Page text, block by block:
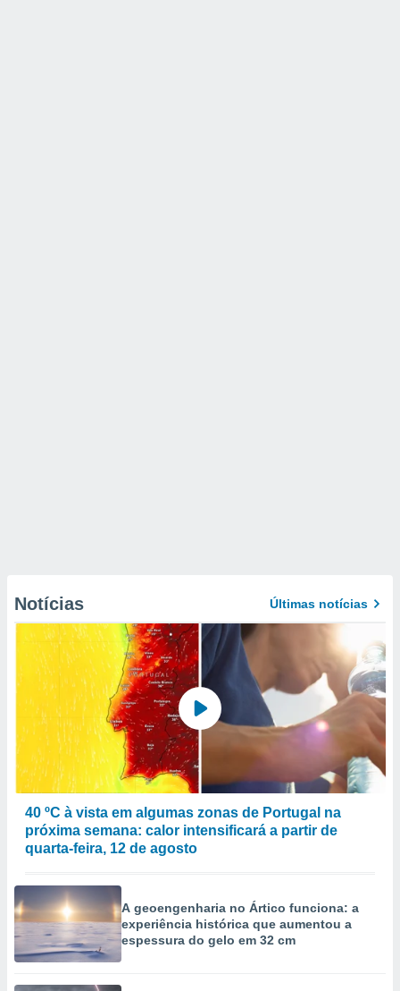
Notícias Últimas notícias
40 ºC à vista em algumas zonas de Portugal na
próxima semana: calor intensificará a partir de
quarta-feira, 12 de agosto
A geoengenharia no Ártico funciona: a
experiência histórica que aumentou a
espessura do gelo em 32 cm